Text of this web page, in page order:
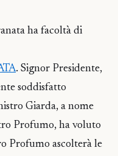
ha facoltà di
. Signor Presidente,
soddisfatto
Giarda, a nome
Profumo, ha voluto
Profumo ascolterà le